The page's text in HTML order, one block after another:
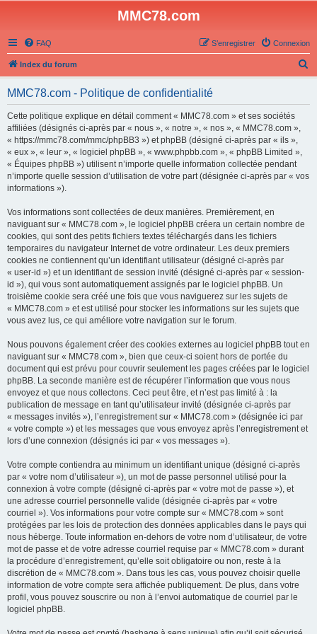
MMC78.com
FAQ Connexion
S’enregistrer
Index du forum
MMC78.com - Politique de confidentialité
Cette politique explique en détail comment « MMC78.com » et ses sociétés
affiliées (désignés ci-après par « nous », « notre », « nos », « MMC78.com »,
« https://mmc78.com/mmc/phpBB3 ») et phpBB (désigné ci-après par « ils »,
« eux », « leur », « logiciel phpBB », « www.phpbb.com », « phpBB Limited »,
« Équipes phpBB ») utilisent n’importe quelle information collectée pendant
n’importe quelle session d’utilisation de votre part (désignée ci-après par « vos
informations »).
Vos informations sont collectées de deux manières. Premièrement, en
naviguant sur « MMC78.com », le logiciel phpBB créera un certain nombre de
cookies, qui sont des petits fichiers textes téléchargés dans les fichiers
temporaires du navigateur Internet de votre ordinateur. Les deux premiers
cookies ne contiennent qu’un identifiant utilisateur (désigné ci-après par
« user-id ») et un identifiant de session invité (désigné ci-après par « session-
id »), qui vous sont automatiquement assignés par le logiciel phpBB. Un
troisième cookie sera créé une fois que vous naviguerez sur les sujets de
« MMC78.com » et est utilisé pour stocker les informations sur les sujets que
vous avez lus, ce qui améliore votre navigation sur le forum.
Nous pouvons également créer des cookies externes au logiciel phpBB tout en
naviguant sur « MMC78.com », bien que ceux-ci soient hors de portée du
document qui est prévu pour couvrir seulement les pages créées par le logiciel
phpBB. La seconde manière est de récupérer l’information que vous nous
envoyez et que nous collectons. Ceci peut être, et n’est pas limité à : la
publication de message en tant qu’utilisateur invité (désignée ci-après par
« messages invités »), l’enregistrement sur « MMC78.com » (désignée ici par
« votre compte ») et les messages que vous envoyez après l’enregistrement et
lors d’une connexion (désignés ici par « vos messages »).
Votre compte contiendra au minimum un identifiant unique (désigné ci-après
par « votre nom d’utilisateur »), un mot de passe personnel utilisé pour la
connexion à votre compte (désigné ci-après par « votre mot de passe »), et
une adresse courriel personnelle valide (désignée ci-après par « votre
courriel »). Vos informations pour votre compte sur « MMC78.com » sont
protégées par les lois de protection des données applicables dans le pays qui
nous héberge. Toute information en-dehors de votre nom d’utilisateur, de votre
mot de passe et de votre adresse courriel requise par « MMC78.com » durant
la procédure d’enregistrement, qu’elle soit obligatoire ou non, reste à la
discrétion de « MMC78.com ». Dans tous les cas, vous pouvez choisir quelle
information de votre compte sera affichée publiquement. De plus, dans votre
profil, vous pouvez souscrire ou non à l’envoi automatique de courriel par le
logiciel phpBB.